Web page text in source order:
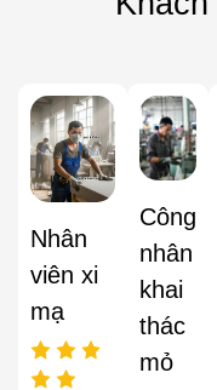
Nhân
viên xi
mạ
Công
nhân
khai
thác
mỏ